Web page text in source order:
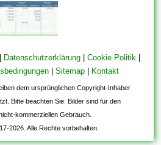
Datenschutzerklärung| Cookie Politik
| Sitemap| Kontakt
dem ursprünglichen Copyright-Inhaber
Bitte beachten Sie: Bilder sind für den
kommerziellen Gebrauch.
2026. Alle Rechte vorbehalten.